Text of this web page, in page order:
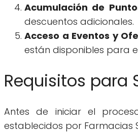
Acumulación de
descuentos adicionales.
Acceso a Eventos y
están disponibles para
Requisitos para
Antes de iniciar el
establecidos por